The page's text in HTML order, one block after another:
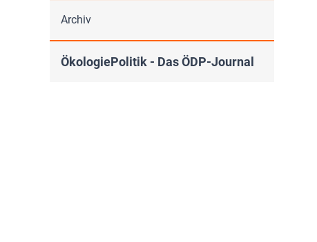
Archiv
ÖkologiePolitik - Das ÖDP-Journal